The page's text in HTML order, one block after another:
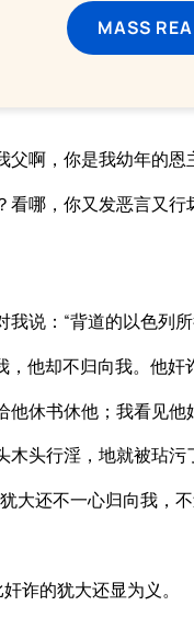
MASS
父啊，你是我幼年的恩
看哪，你又发恶言又
说：“背道的以色列
他却不归向我。他奸
他休书休他；我看见
木头行淫，地就被玷污
大还不一心归向我，
诈的犹大还显为义。